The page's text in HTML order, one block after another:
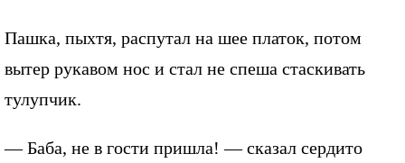
Пашка, пыхтя, распутал на шее платок, потом
вытер рукавом нос и стал не спеша стаскивать
тулупчик.
— Баба, не в гости пришла! — сказал сердито